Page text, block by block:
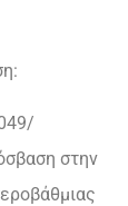
στην